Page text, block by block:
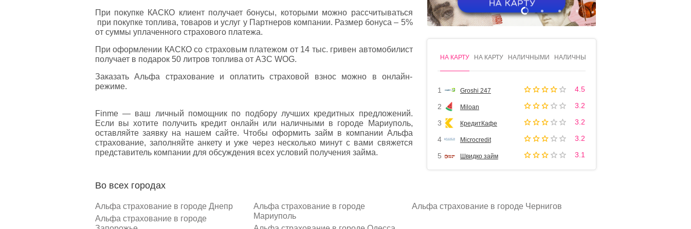
При покупке КАСКО клиент получает бонусы, которыми можно рассчитываться
при покупке топлива, товаров и услуг у Партнеров компании. Размер бонуса – 5%
от суммы уплаченного страхового платежа.
При оформлении КАСКО со страховым платежом от 14 тыс. гривен автомобилист
получает в подарок 50 литров топлива от АЗС WOG.
Заказать Альфа страхование и оплатить страховой взнос можно в онлайн-
режиме.
Finme — ваш личный помощник по подбору лучших кредитных предложений.
Если вы хотите получить кредит онлайн или наличными в городе Мариуполь,
оставляйте заявку на нашем сайте. Чтобы оформить займ в компании Альфа
страхование, заполняйте анкету и уже через несколько минут с вами свяжется
представитель компании для обсуждения всех условий получения займа.
1 2 3 4
НА КАРТУ НА КАРТУ НАЛИЧНЫМИ НАЛИЧНЫМИ
1 Groshi 247 4.5
2 Miloan 3.2
3 КредитКафе 3.2
4 Microcredit 3.2
5 Швидко займ 3.1
Во всех городах
Альфа страхование в городе Днепр
Альфа страхование в городе
Альфа страхование в городе
Мариуполь
Альфа страхование в городе Чернигов